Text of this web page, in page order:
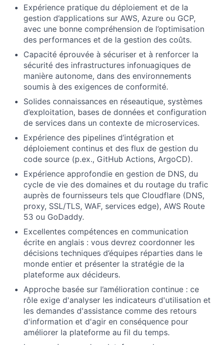
Expérience pratique du déploiement et de la
gestion d’applications sur AWS, Azure ou GCP,
avec une bonne compréhension de l’optimisation
des performances et de la gestion des coûts.
Capacité éprouvée à sécuriser et à renforcer la
sécurité des infrastructures infonuagiques de
manière autonome, dans des environnements
soumis à des exigences de conformité.
Solides connaissances en réseautique, systèmes
d’exploitation, bases de données et configuration
de services dans un contexte de microservices.
Expérience des pipelines d’intégration et
déploiement continus et des flux de gestion du
code source (p.ex., GitHub Actions, ArgoCD).
Expérience approfondie en gestion de DNS, du
cycle de vie des domaines et du routage du trafic
auprès de fournisseurs tels que Cloudflare (DNS,
proxy, SSL/TLS, WAF, services edge), AWS Route
53 ou GoDaddy.
Excellentes compétences en communication
écrite en anglais : vous devrez coordonner les
décisions techniques d’équipes réparties dans le
monde entier et présenter la stratégie de la
plateforme aux décideurs.
Approche basée sur l’amélioration continue : ce
rôle exige d'analyser les indicateurs d'utilisation et
les demandes d'assistance comme des retours
d'information et d'agir en conséquence pour
améliorer la plateforme au fil du temps.